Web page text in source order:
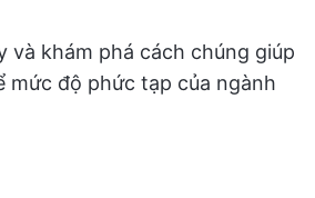
và khám phá cách chúng giúp
mức độ phức tạp của ngành